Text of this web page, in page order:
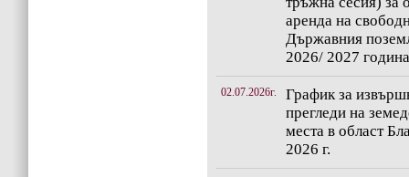
аренда на
Държавния
2026/ 2027 година
02.07.2026г.
График за
прегледи на
места в област
2026 г.